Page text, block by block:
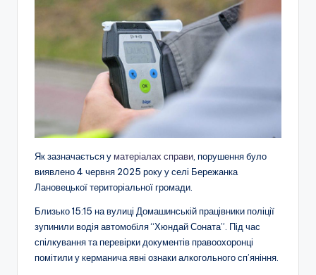
Як зазначається у матеріалах справи, порушення було
виявлено 4 червня 2025 року у селі Бережанка
Лановецької територіальної громади.
Близько 15:15 на вулиці Домашинській працівники поліції
зупинили водія автомобіля “Хюндай Соната”. Під час
спілкування та перевірки документів правоохоронці
помітили у керманича явні ознаки алкогольного сп’яніння.